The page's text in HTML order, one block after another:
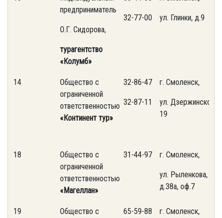
предприниматель
О.Г. Сидорова,
турагентство
«Колумб»
32-77-00 ул. Глинки, д.9
14
Общество с
ограниченной
ответственностью
«Континент тур»
32-86-47
32-87-11
г. Смоленск,
ул. Дзержинского,
19
18
Общество с
ограниченной
ответственностью
«Магеллан»
31-44-97 г. Смоленск,
ул. Рыленкова,
д.38а, оф.7
19
Общество с
65-59-88 г. Смоленск,